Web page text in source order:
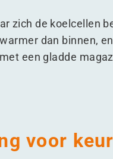
zich de koelcellen
dan binnen,
een gladde
voor